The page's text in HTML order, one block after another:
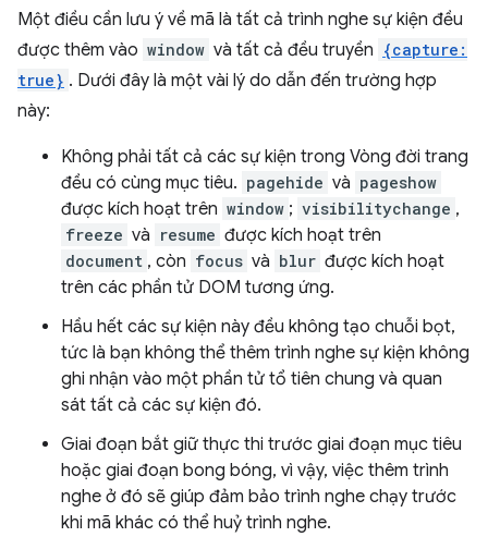
Một điều cần lưu ý về mã là tất cả trình nghe sự kiện đều
được thêm vào window và tất cả đều truyền {capture:
true} . Dưới đây là một vài lý do dẫn đến trường hợp
này:
Không phải tất cả các sự kiện trong Vòng đời trang
đều có cùng mục tiêu. pagehide và pageshow
được kích hoạt trên window ; visibilitychange ,
freeze và resume được kích hoạt trên
document , còn focus và blur được kích hoạt
trên các phần tử DOM tương ứng.
Hầu hết các sự kiện này đều không tạo chuỗi bọt,
tức là bạn không thể thêm trình nghe sự kiện không
ghi nhận vào một phần tử tổ tiên chung và quan
sát tất cả các sự kiện đó.
Giai đoạn bắt giữ thực thi trước giai đoạn mục tiêu
hoặc giai đoạn bong bóng, vì vậy, việc thêm trình
nghe ở đó sẽ giúp đảm bảo trình nghe chạy trước
khi mã khác có thể huỷ trình nghe.